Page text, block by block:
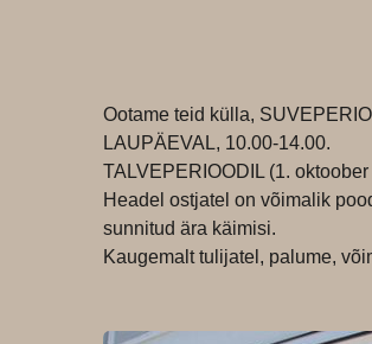
Ootame teid külla,
LAUPÄEVAL, 10.00-14.00.
TALVEPERIOODIL (1.
Headel ostjatel on võimalik
sunnitud ära käimisi.
Kaugemalt tulijatel, palume,